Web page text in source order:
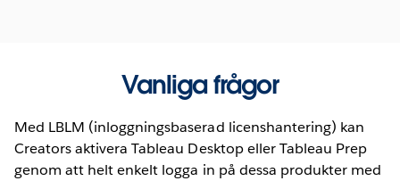
Vanliga frågor
Med LBLM (inloggningsbaserad licenshantering) kan
Creators aktivera Tableau Desktop eller Tableau Prep
genom att helt enkelt logga in på dessa produkter med